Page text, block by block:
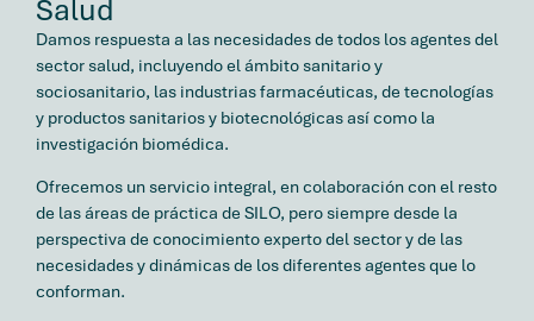
Salud
Damos respuesta a las necesidades de todos los agentes del
sector salud, incluyendo el ámbito sanitario y
sociosanitario, las industrias farmacéuticas, de tecnologías
y productos sanitarios y biotecnológicas así como la
investigación biomédica.
Ofrecemos un servicio integral, en colaboración con el resto
de las áreas de práctica de SILO, pero siempre desde la
perspectiva de conocimiento experto del sector y de las
necesidades y dinámicas de los diferentes agentes que lo
conforman.